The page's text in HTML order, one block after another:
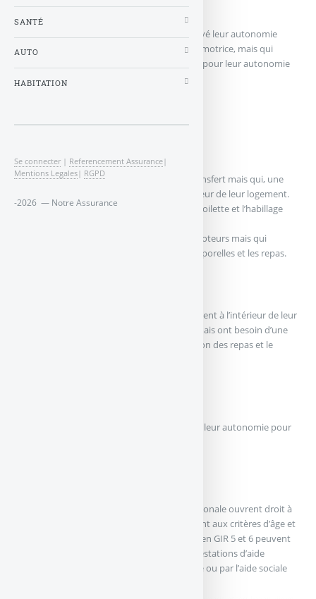
concerne les personnes âgées ayant conservé leur autonomie
mentale, partiellement leur autonomie locomotrice, mais qui
nécessitent plusieurs fois par jour des aides pour leur autonomie
corporelle.
Celles qui n’assument pas seules leur transfert mais qui, une
fois levées, peuvent se déplacer à l’intérieur de leur logement.
Elles doivent parfois être aidées pour la toilette et l’habillage
Celles qui n’ont pas de problèmes locomoteurs mais qui
doivent être aidées pour les activités corporelles et les repas.
comporte les personnes âgées qui se déplacent à l’intérieur de leur
domicile, s’habillent et s’alimentent seules mais ont besoin d’une
aide ponctuelle pour la toilette, la préparation des repas et le
regroupe les personnes qui n’ont pas perdu leur autonomie pour
Seuls les quatre premiers GIR de la grille nationale ouvrent droit à
l’APA, dès lors que les bénéficiaires répondent aux critères d’âge et
de résidence. Les personnes âgées classées en GIR 5 et 6 peuvent
néanmoins prétendre au versement des prestations d’aide
ménagère servies par leur régime de retraite ou par l’aide sociale
SANTÉ
AUTO
HABITATION
Se connecter | Referencement Assurance|
Mentions Legales| RGPD
-2026 — Notre Assurance